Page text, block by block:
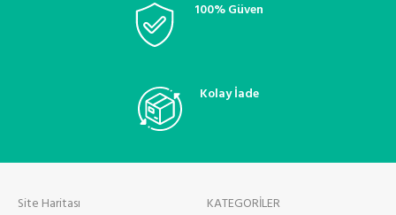
100% Güven
Kolay İade
Site Haritası
KATEGORİLER